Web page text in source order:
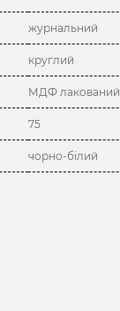
журнальний
круглий
МДФ лакований
75
чорно-білий